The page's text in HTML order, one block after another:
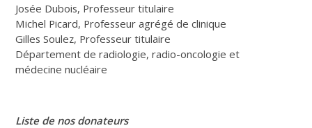
Josée Dubois, Professeur titulaire
Michel Picard, Professeur agrégé de clinique
Gilles Soulez, Professeur titulaire
Département de radiologie, radio-oncologie et
médecine nucléaire
Liste de nos donateurs